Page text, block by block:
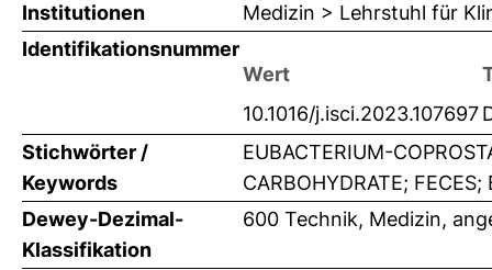
Institutionen
Medizin > Lehrstuhl für
Identifikationsnummer
Wert
10.1016/j.isci.2023.107697
Stichwörter /
Keywords
EUBACTERIUM-
CARBOHYDRATE;
Dewey-Dezimal-
Klassifikation
600 Technik, Medizin,